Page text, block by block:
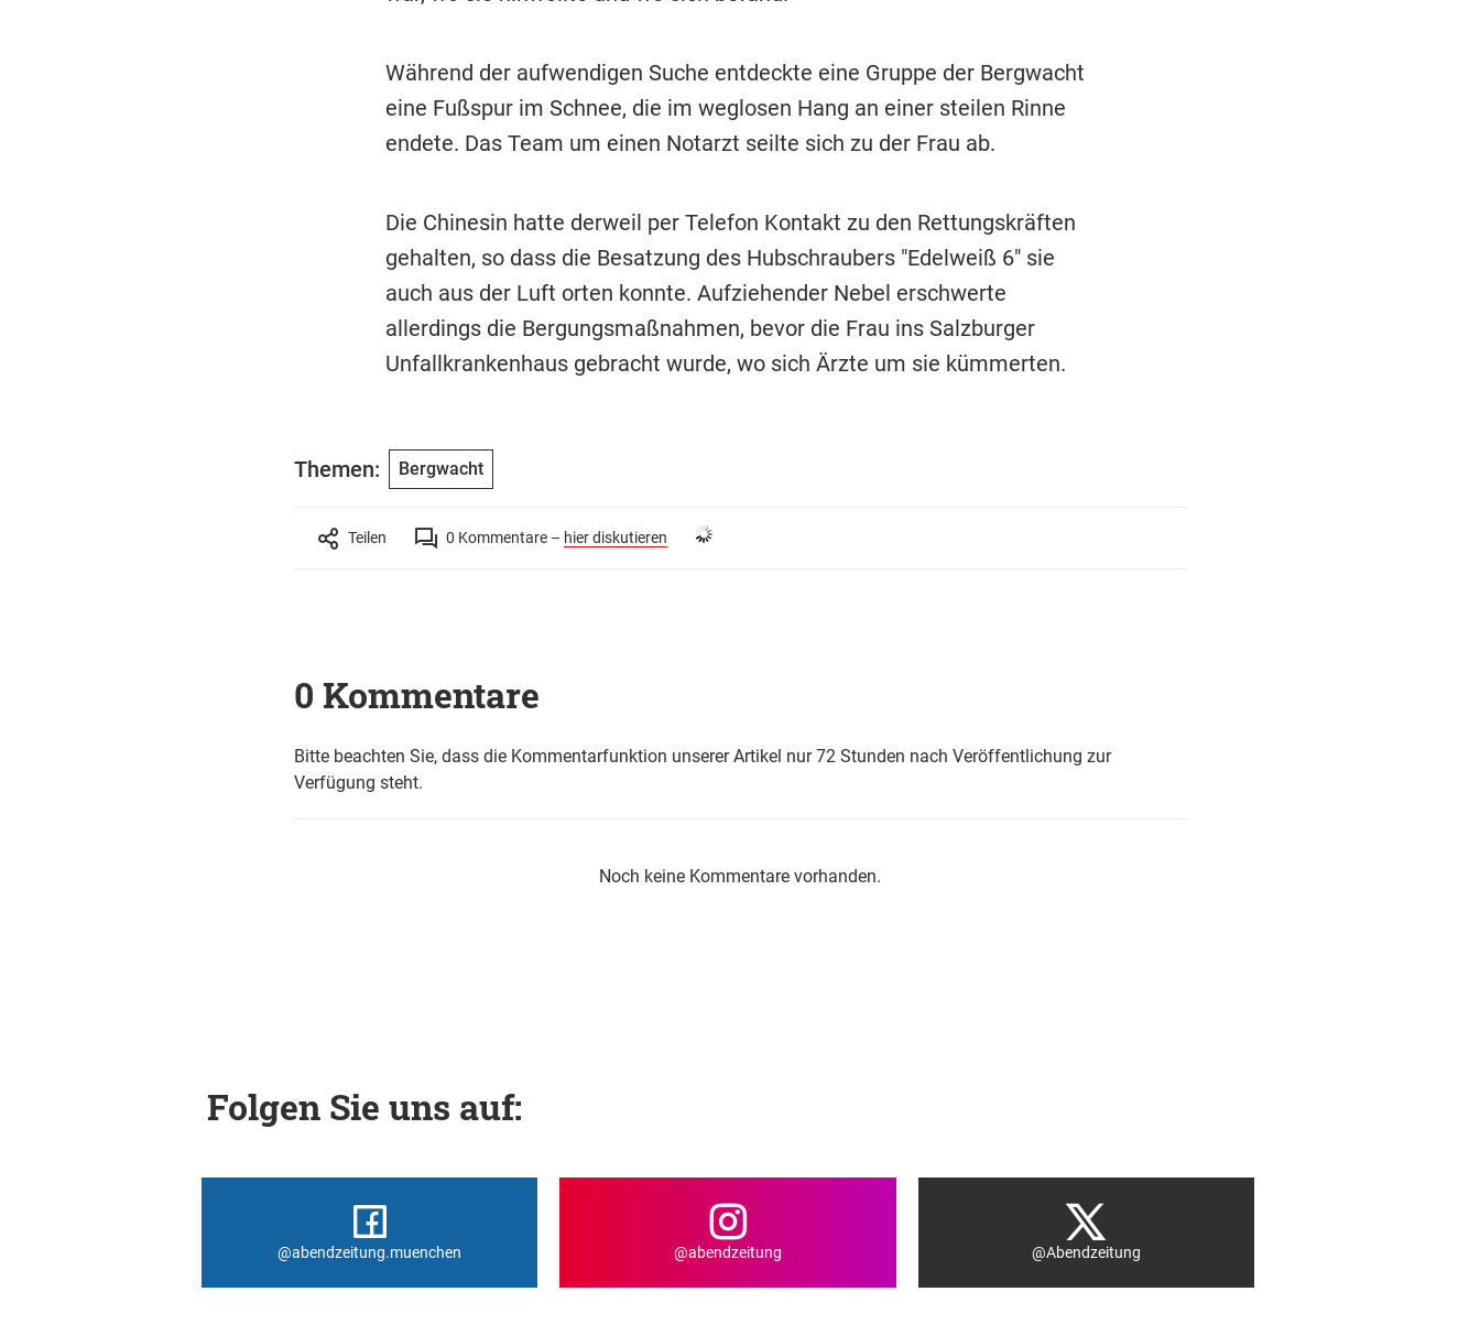
Während der aufwendigen Suche entdeckte eine Gruppe der Bergwacht
eine Fußspur im Schnee, die im weglosen Hang an einer steilen Rinne
endete. Das Team um einen Notarzt seilte sich zu der Frau ab.
Die Chinesin hatte derweil per Telefon Kontakt zu den Rettungskräften
gehalten, so dass die Besatzung des Hubschraubers "Edelweiß 6" sie
auch aus der Luft orten konnte. Aufziehender Nebel erschwerte
allerdings die Bergungsmaßnahmen, bevor die Frau ins Salzburger
Unfallkrankenhaus gebracht wurde, wo sich Ärzte um sie kümmerten.
Themen: Bergwacht
Teilen 0 Kommentare – hier diskutieren
0 Kommentare
Bitte beachten Sie, dass die Kommentarfunktion unserer Artikel nur 72 Stunden nach Veröffentlichung zur
Verfügung steht.
Noch keine Kommentare vorhanden.
Folgen Sie uns auf:
@abendzeitung.muenchen @abendzeitung @Abendzeitung